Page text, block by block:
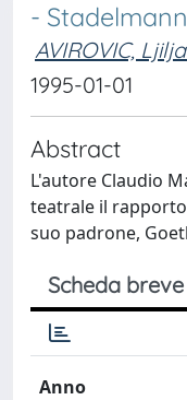
- Stadelmann
AVIROVIC,
1995-01-01
Abstract
L'autore Claudio
teatrale il
suo padrone,
Scheda breve
Anno